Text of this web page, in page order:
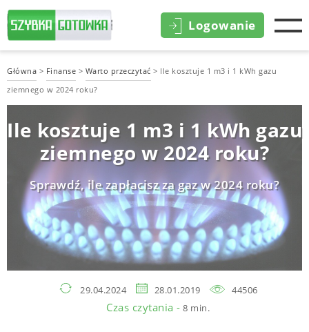
Logowanie
Główna > Finanse > Warto przeczytać > Ile kosztuje 1 m3 i 1 kWh gazu
ziemnego w 2024 roku?
Ile kosztuje 1 m3 i 1 kWh gazu
ziemnego w 2024 roku?
Sprawdź, ile zapłacisz za gaz w 2024 roku?
29.04.2024 28.01.2019 44506
Czas czytania - 8 min.